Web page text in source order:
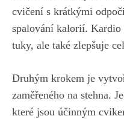
cvičení s krátkými
spalování kalorií. Kardio
tuky,⁤ ale také zlepšuje
Druhým krokem je
zaměřeného na stehna.
které jsou ⁢účinným